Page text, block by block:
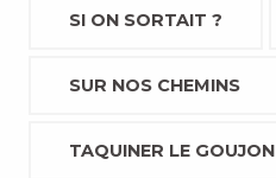
SI ON SORTAIT ?
SUR NOS CHEMINS
TAQUINER LE GOUJON